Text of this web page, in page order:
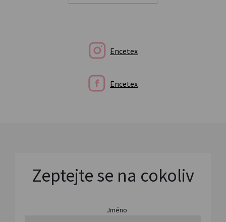
Encetex
Encetex
Zeptejte se na cokoliv
Jméno